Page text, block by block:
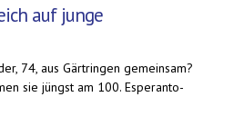
auf junge
74, aus Gärtringen gemeinsam?
sie jüngst am 100. Esperanto-